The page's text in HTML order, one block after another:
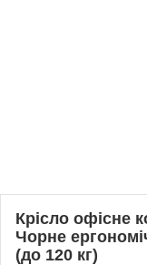
Крісло офісне
Чорне
(до 120 кг)